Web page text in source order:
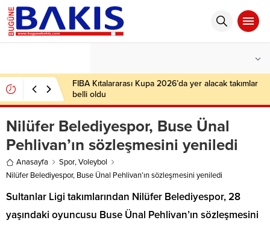
FIBA Kıtalararası Kupa 2026’da yer alacak takımlar
belli oldu
Nilüfer Belediyespor, Buse Ünal
Pehlivan’ın sözleşmesini yeniledi
Anasayfa Spor,Voleybol
Nilüfer Belediyespor, Buse Ünal Pehlivan’ın sözleşmesini yeniledi
Sultanlar Ligi takımlarından Nilüfer Belediyespor, 28
yaşındaki oyuncusu Buse Ünal Pehlivan’ın sözleşmesini